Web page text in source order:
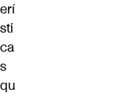
erí
sti
ca
s
qu